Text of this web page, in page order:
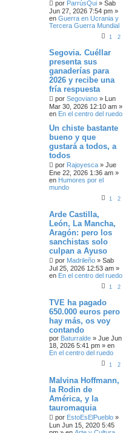
por ParrúsQui » Sab
Jun 27, 2026 7:54 pm »
en Guerra en Ucrania y
Tercera Guerra Mundial
1 2
Segovia. Cuéllar
presenta sus
ganaderías para
2026 y recibe una
fría respuesta
por Segoviano »
Lun
Mar 30, 2026 12:10 am »
en En el centro del ruedo
Un chiste bastante
bueno y que
gustará a todos, a
todos
por Rajoyesca » Jue
Ene 22, 2026 1:36 am »
en Humores por el
mundo
1 2
Arde Castilla,
León, La Mancha,
Aragón: pero los
sanchistas solo
culpan a Ayuso
por Madrileño » Sab
Jul 25, 2026 12:53 am »
en En el centro del ruedo
1 2
TVE ha pagado
650.000 euros pero
hay más, os voy
contando
por Baturralde » Jue Jun
18, 2026 5:41 pm » en
En el centro del ruedo
1 2
Malvina Hoffmann,
la Rodin de
América, y la
tauromaquia
por EstoEsElPueblo »
Lun Jun 15, 2020 5:45